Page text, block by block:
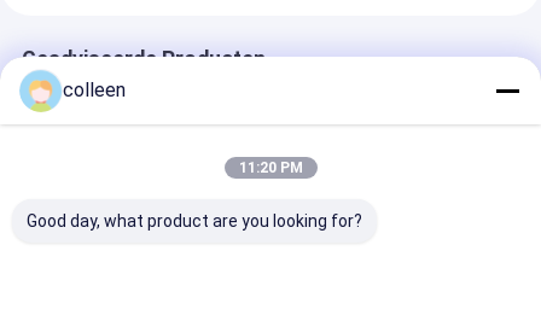
Geadviseerde Producten
colleen
11:20 PM
Good day, what product are you looking for?